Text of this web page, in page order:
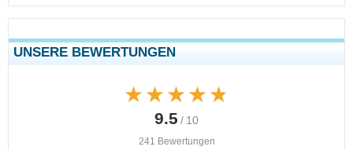
UNSERE BEWERTUNGEN
★★★★★
★★★★★
9.5 / 10
241 Bewertungen